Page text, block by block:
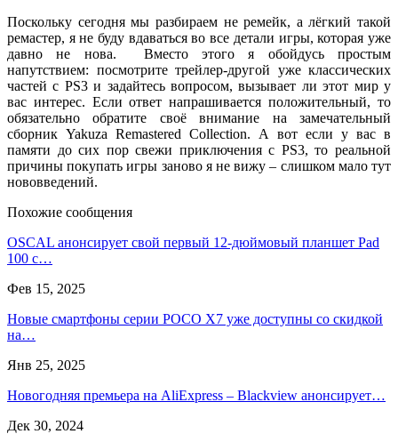
Поскольку сегодня мы разбираем не ремейк, а лёгкий такой
ремастер, я не буду вдаваться во все детали игры, которая уже
давно не нова. Вместо этого я обойдусь простым
напутствием: посмотрите трейлер-другой уже классических
частей с PS3 и задайтесь вопросом, вызывает ли этот мир у
вас интерес. Если ответ напрашивается положительный, то
обязательно обратите своё внимание на замечательный
сборник Yakuza Remastered Collection. А вот если у вас в
памяти до сих пор свежи приключения с PS3, то реальной
причины покупать игры заново я не вижу – слишком мало тут
нововведений.
Похожие сообщения
OSCAL анонсирует свой первый 12-дюймовый планшет Pad
100 с…
Фев 15, 2025
Новые смартфоны серии POCO X7 уже доступны со скидкой
на…
Янв 25, 2025
Новогодняя премьера на AliExpress – Blackview анонсирует…
Дек 30, 2024